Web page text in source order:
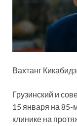
Вахтанг
Грузинский и
15 января на 85-
клинике на